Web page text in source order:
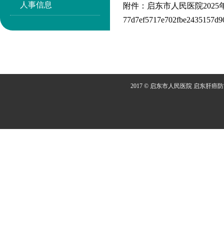
人事信息
附件：启东市人民医院
2017 © 启东市人民医院 启东肝癌